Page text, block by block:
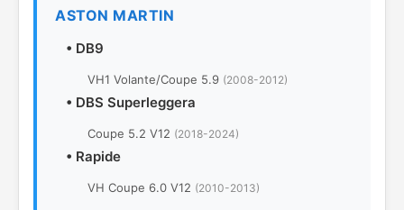
ASTON MARTIN
• DB9
VH1 Volante/Coupe 5.9 (2008-2012)
• DBS Superleggera
Coupe 5.2 V12 (2018-2024)
• Rapide
VH Coupe 6.0 V12 (2010-2013)